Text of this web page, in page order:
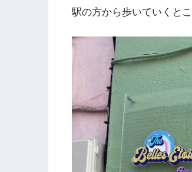
駅の方から歩いていくと